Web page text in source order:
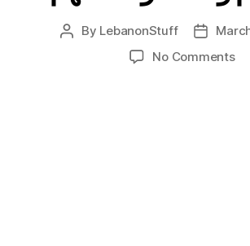
Post
By LebanonStuff
Post
date
No Commentson